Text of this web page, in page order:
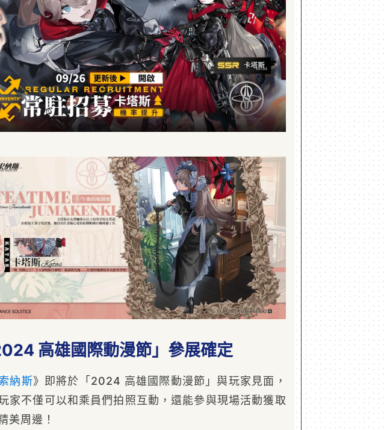
高雄國際動漫節」參展確定
納斯》即將於「2024 高雄國際動漫節」與玩家見面，
家不僅可以和乘員們拍照互動，還能參與現場活動獲取
美周邊！